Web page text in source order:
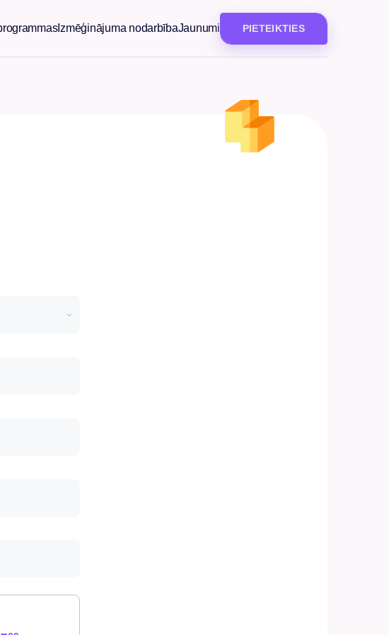
Izmēģinājuma nodarbībaJaunumi PIETEIKTIES